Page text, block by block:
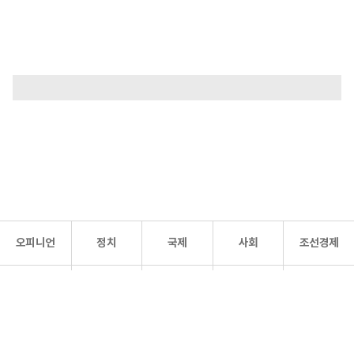
오피니언 정치 국제 사회 조선경제